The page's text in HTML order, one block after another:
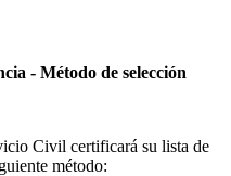
- Método de selección
certificará su lista de
método: